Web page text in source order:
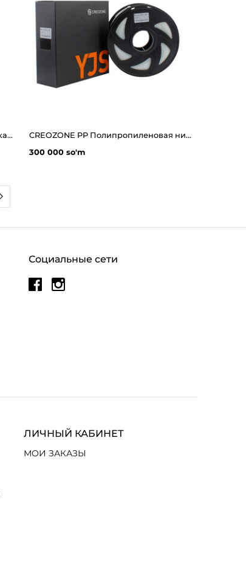
CREOZONE Carbon(карбон) Высококачественная нить из углеродного волокна для 3d принтера
CREOZONE PP Полипропиленовая нить для 3D-принтера
300 000 so'm
Социальные сети
ЛИЧНЫЙ КАБИНЕТ
МОИ ЗАКАЗЫ